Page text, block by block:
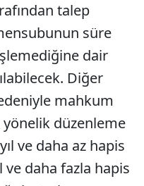
talep
süre
dair
Diğer
mahkum
düzenleme
ve daha az hapis
ve daha fazla hapis